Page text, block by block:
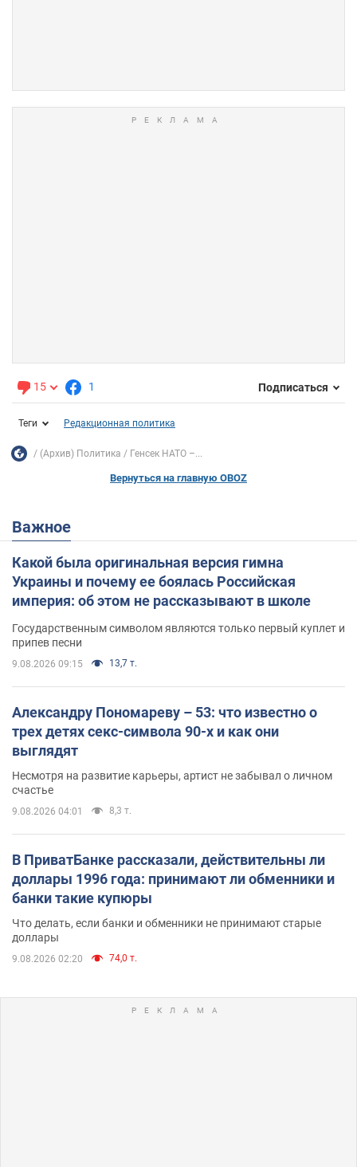
15 1 Подписаться
Теги Редакционная политика
(Архив) Политика Генсек НАТО –...
Вернуться на главную OBOZ
Важное
Какой была оригинальная версия гимна
Украины и почему ее боялась Российская
империя: об этом не рассказывают в школе
Государственным символом являются только первый куплет и
припев песни
9.08.2026 09:15 13,7 т.
Александру Пономареву – 53: что известно о
трех детях секс-символа 90-х и как они
выглядят
Несмотря на развитие карьеры, артист не забывал о личном
счастье
9.08.2026 04:01 8,3 т.
В ПриватБанке рассказали, действительны ли
доллары 1996 года: принимают ли обменники и
банки такие купюры
Что делать, если банки и обменники не принимают старые
доллары
9.08.2026 02:20 74,0 т.